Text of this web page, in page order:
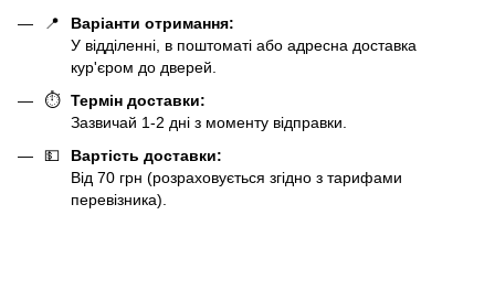
📍
Варіанти отримання:
У відділенні, в поштоматі або адресна доставка
кур'єром до дверей.
⏱️
Термін доставки:
Зазвичай 1-2 дні з моменту відправки.
💵
Вартість доставки:
Від 70 грн (розраховується згідно з тарифами
перевізника).